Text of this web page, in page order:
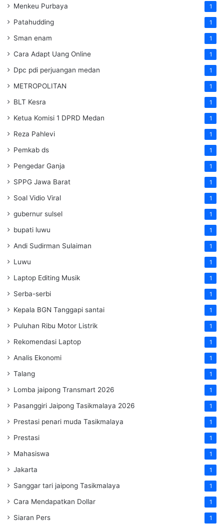
Menkeu Purbaya 1
Patahudding 1
Sman enam 1
Cara Adapt Uang Online 1
Dpc pdi perjuangan medan 1
METROPOLITAN 1
BLT Kesra 1
Ketua Komisi 1 DPRD Medan 1
Reza Pahlevi 1
Pemkab ds 1
Pengedar Ganja 1
SPPG Jawa Barat 1
Soal Vidio Viral 1
gubernur sulsel 1
bupati luwu 1
Andi Sudirman Sulaiman 1
Luwu 1
Laptop Editing Musik 1
Serba-serbi 1
Kepala BGN Tanggapi santai 1
Puluhan Ribu Motor Listrik 1
Rekomendasi Laptop 1
Analis Ekonomi 1
Talang 1
Lomba jaipong Transmart 2026 1
Pasanggiri Jaipong Tasikmalaya 2026 1
Prestasi penari muda Tasikmalaya 1
Prestasi 1
Mahasiswa 1
Jakarta 1
Sanggar tari jaipong Tasikmalaya 1
Cara Mendapatkan Dollar 1
Siaran Pers 1